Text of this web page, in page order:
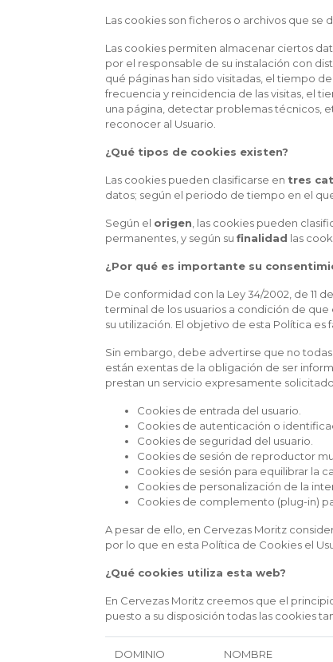
Las cookies son ficheros o archivos que
Las cookies permiten almacenar ciertos
por el responsable de su instalación con
qué páginas han sido visitadas, el tiempo
frecuencia y reincidencia de las visitas, el
una página, detectar problemas técnicos,
reconocer al Usuario.
¿Qué tipos de cookies existen?
Las cookies pueden clasificarse en tres
datos; según el periodo de tiempo en el
Según el origen , las cookies pueden
permanentes, y según su finalidad las
¿Por qué es importante su
De conformidad con la Ley 34/2002, de 11
terminal de los usuarios a condición de
su utilización. El objetivo de esta Política
Sin embargo, debe advertirse que no
están exentas de la obligación de ser
prestan un servicio expresamente
Cookies de entrada del usuario.
Cookies de autenticación o
Cookies de seguridad del usuario.
Cookies de sesión de reproductor
Cookies de sesión para equilibrar la
Cookies de personalización de la
Cookies de complemento (plug-in)
A pesar de ello, en Cervezas Moritz
por lo que en esta Política de Cookies el
¿Qué cookies utiliza esta web?
En Cervezas Moritz creemos que el
puesto a su disposición todas las cookies
DOMINIO NOMBRE